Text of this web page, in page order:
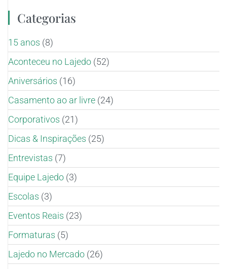
Categorias
15 anos (8)
Aconteceu no Lajedo (52)
Aniversários (16)
Casamento ao ar livre (24)
Corporativos (21)
Dicas & Inspirações (25)
Entrevistas (7)
Equipe Lajedo (3)
Escolas (3)
Eventos Reais (23)
Formaturas (5)
Lajedo no Mercado (26)